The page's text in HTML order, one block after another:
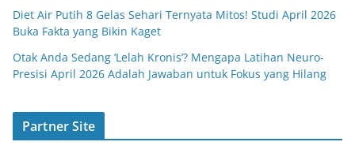
Diet Air Putih 8 Gelas Sehari Ternyata Mitos! Studi April 2026
Buka Fakta yang Bikin Kaget
Otak Anda Sedang ‘Lelah Kronis’? Mengapa Latihan Neuro-
Presisi April 2026 Adalah Jawaban untuk Fokus yang Hilang
Partner Site